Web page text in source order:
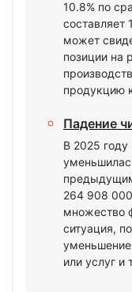
10.8% по
составляет
может
позиции на
продукцию
Падение
В 2025
264 908
множество
ситуация,
или услуг и